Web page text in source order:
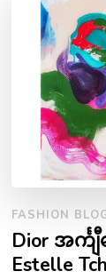
FASHION
Dior အင်္
Estelle